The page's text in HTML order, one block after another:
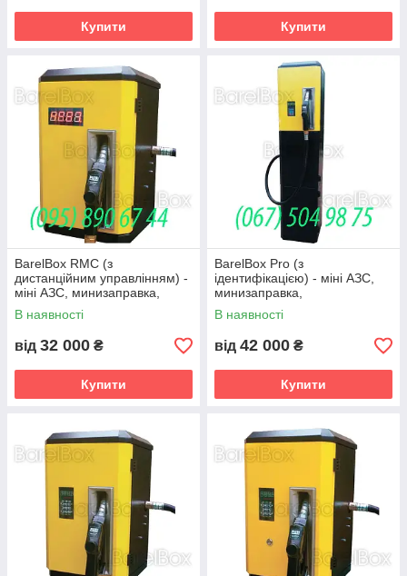
Купити Купити
BarelВox RMC (з
дистанційним управлінням) -
міні АЗС, минизаправка,
паливороздавальні колонки
В наявності
від 32 000 ₴
Купити
BarelВox Pro (з
ідентифікацією) - міні АЗС,
минизаправка,
паливороздавальні колонки
В наявності
від 42 000 ₴
Купити